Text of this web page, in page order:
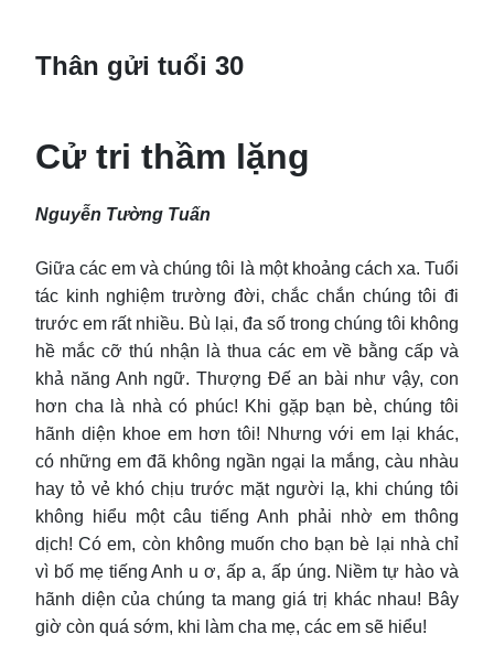
Thân gửi tuổi 30
Cử tri thầm lặng
Nguyễn Tường Tuấn
Giữa các em và chúng tôi là một khoảng cách xa. Tuổi
tác kinh nghiệm trường đời, chắc chắn chúng tôi đi
trước em rất nhiều. Bù lại, đa số trong chúng tôi không
hề mắc cỡ thú nhận là thua các em về bằng cấp và
khả năng Anh ngữ. Thượng Đế an bài như vậy, con
hơn cha là nhà có phúc! Khi gặp bạn bè, chúng tôi
hãnh diện khoe em hơn tôi! Nhưng với em lại khác,
có những em đã không ngần ngại la mắng, càu nhàu
hay tỏ vẻ khó chịu trước mặt người lạ, khi chúng tôi
không hiểu một câu tiếng Anh phải nhờ em thông
dịch! Có em, còn không muốn cho bạn bè lại nhà chỉ
vì bố mẹ tiếng Anh u ơ, ấp a, ấp úng. Niềm tự hào và
hãnh diện của chúng ta mang giá trị khác nhau! Bây
giờ còn quá sớm, khi làm cha mẹ, các em sẽ hiểu!